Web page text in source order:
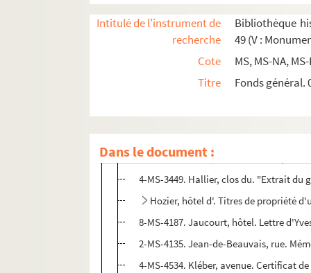
Intitulé de l'instrument de
recherche
Bibliothèque
49 (V :
Cote
MS, MS-NA,
Titre
Fonds général.
Dans le document :
4-MS-4530. Fourcy, rue de. Recherche
4-MS-4178. Francs-Bourgeois, rue
8-MS-5047. Galande, rue. Reçu
4-MS-5853. Geoffroy-l'Asnier, rue.
0-MS-FG-02. Gramont, rue de.
2-MS-4137. Grand-Salle du Palais de
4-MS-FG-00060. Gravilliers, rue des.
2-MS-4145. Guise, hôtel de. Devis pour
4-MS-3449. Hallier, clos du. "Extrait
Hozier, hôtel d'. Titres de propriété
8-MS-4187. Jaucourt, hôtel. Lettre
2-MS-4135. Jean-de-Beauvais, rue.
4-MS-4534. Kléber, avenue. Certificat